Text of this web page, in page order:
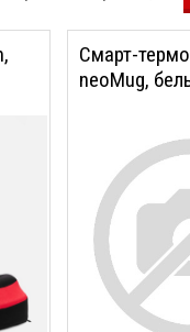
Смарт-
neoMug,